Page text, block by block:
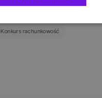
Konkurs rachunkowość